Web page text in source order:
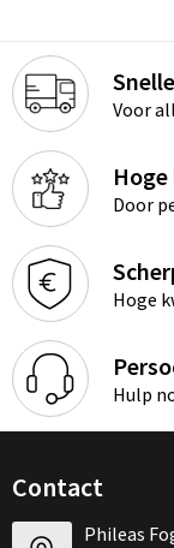
Voor
Door
Hoge
Hulp
Contact
Phileas